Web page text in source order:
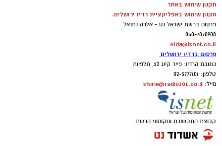
תקנון שימוש באתר
תקנון שימוש באפליקציית רדיו ירושלים.
פרסום ברשת ישראל נט - אלדה נתנאל
050-7870908
elda@isnet.co.il
פרסום ברדיו ירושלים
כתובת הרדיו: פייר קינג 32, תלפיות
טלפון: 02-5777101
מייל: shirie@radio101.co.il
קבוצת התקשורת ומקומוני הרשת: